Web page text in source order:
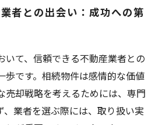
者との出会い：成功への第
いて、信頼できる不動産業者との
歩です。相続物件は感情的な価値
売却戦略を考えるためには、専門
、業者を選ぶ際には、取り扱い実